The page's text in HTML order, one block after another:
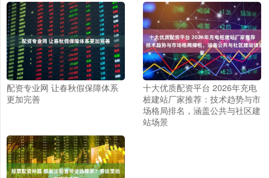
配资专业网 让春秋假保障体系
更加完善
十大优质配资平台 2026年充电
桩建站厂家推荐：技术趋势与市
场格局排名，涵盖公共与社区建
站场景